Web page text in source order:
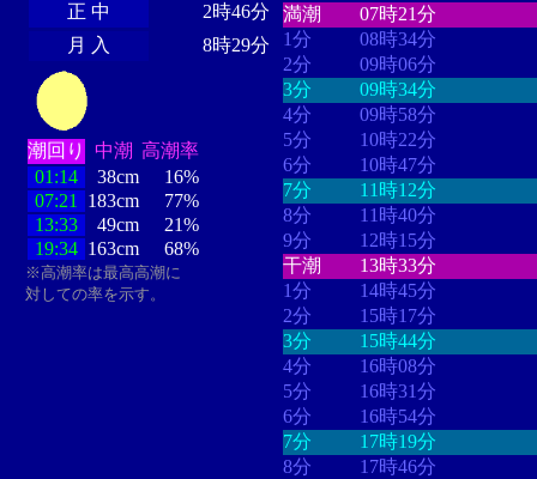
正 中
2時46分
月 入
8時29分
潮回り 中潮 高潮率
01:14
38cm
16%
07:21
183cm
77%
13:33
49cm
21%
19:34 163cm 68%
※高潮率は最高高潮に
対しての率を示す。
満潮
07時21分
1分
08時34分
2分
09時06分
3分
09時34分
4分
09時58分
5分
10時22分
6分
10時47分
7分
11時12分
8分
11時40分
9分
12時15分
干潮
13時33分
1分
14時45分
2分
15時17分
3分
15時44分
4分
16時08分
5分
16時31分
6分
16時54分
7分
17時19分
8分
17時46分